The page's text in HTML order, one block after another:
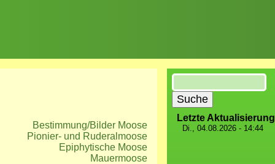
Bestimmung/Bilder Moose
Pionier- und Ruderalmoose
Epiphytische Moose
Mauermoose
Suche
Letzte Aktualisierung
Di., 04.08.2026 - 14:44